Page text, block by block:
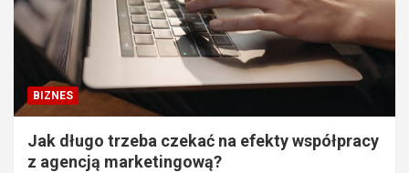
BIZNES
Jak długo trzeba czekać na efekty współpracy
z agencją marketingową?